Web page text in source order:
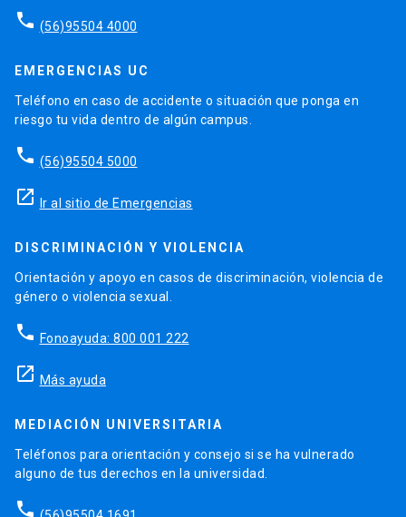
phone (56)95504 4000
EMERGENCIAS UC
Teléfono en caso de accidente o situación que ponga en
riesgo tu vida dentro de algún campus.
phone (56)95504 5000
launch Ir al sitio de Emergencias
DISCRIMINACIÓN Y VIOLENCIA
Orientación y apoyo en casos de discriminación, violencia de
género o violencia sexual.
phone Fonoayuda: 800 001 222
launch Más ayuda
MEDIACIÓN UNIVERSITARIA
Teléfonos para orientación y consejo si se ha vulnerado
alguno de tus derechos en la universidad.
phone